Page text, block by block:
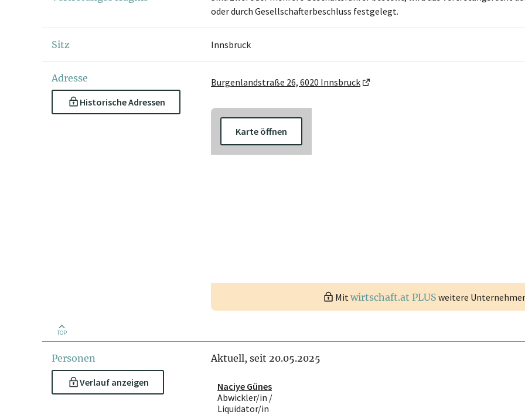
oder durch Gesellschafterbeschluss festgelegt.
Sitz Innsbruck
Adresse
Historische Adressen
Burgenlandstraße 26, 6020 Innsbruck
Karte öffnen
Mit wirtschaft.at PLUS weitere
TOP
Personen
Verlauf anzeigen
Aktuell, seit 20.05.2025
Naciye Günes
Abwickler/in /
Liquidator/in